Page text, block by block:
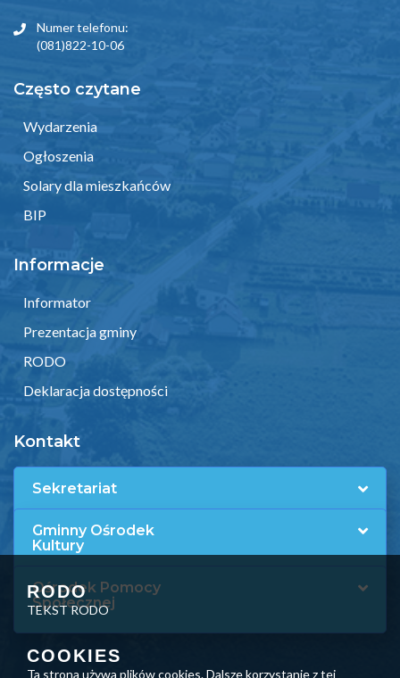
Numer telefonu:
(081)822-10-06
Często czytane
Wydarzenia
Ogłoszenia
Solary dla mieszkańców
BIP
Informacje
Informator
Prezentacja gminy
RODO
Deklaracja dostępności
Kontakt
Sekretariat
Gminny Ośrodek
Kultury
Ośrodek Pomocy
Społecznej
RODO
TEKST RODO
COOKIES
Ta strona używa plików cookies. Dalsze korzystanie z tej